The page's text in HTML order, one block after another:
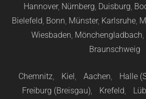
Hannover, Nürnberg, Duisburg,
Bielefeld, Bonn, Münster, Karlsruhe,
Wiesbaden, Mönchengladbach,
Braunschweig
Chemnitz, Kiel, Aachen, Halle
Freiburg (Breisgau), Krefeld,